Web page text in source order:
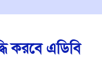
করবে এডিবি